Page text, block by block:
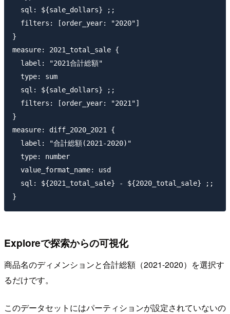
  sql: ${sale_dollars} ;;
  filters: [order_year: "2020"]
}
measure: 2021_total_sale {
  label: "2021合計総額"
  type: sum
  sql: ${sale_dollars} ;;
  filters: [order_year: "2021"]
}
measure: diff_2020_2021 {
  label: "合計総額(2021-2020)"
  type: number
  value_format_name: usd
  sql: ${2021_total_sale} - ${2020_total_sale} ;;
Exploreで探索からの可視化
商品名のディメンションと合計総額（2021-2020）を選択す
るだけです。
このデータセットにはパーティションが設定されていないの